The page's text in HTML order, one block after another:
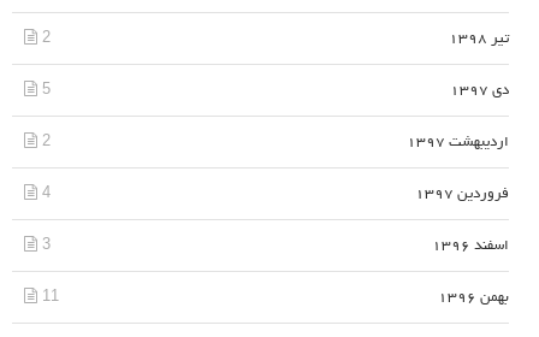
تیر 1398 2
دی 1397 5
اردیبهشت 1397 2
فروردین 1397 4
اسفند 1396 3
بهمن 1396 11